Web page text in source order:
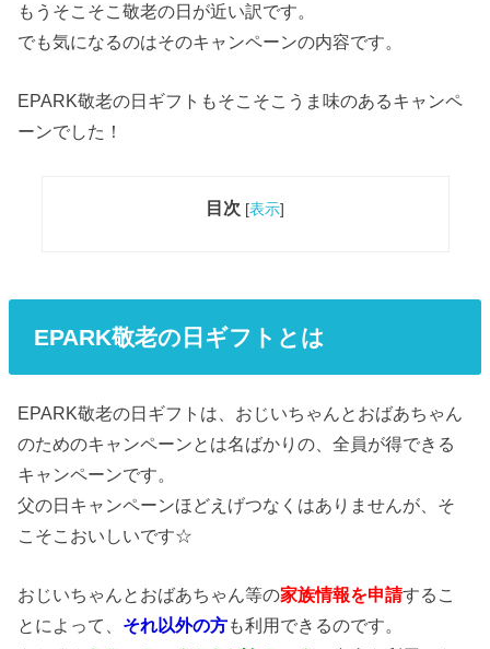
もうそこそこ敬老の日が近い訳です。
でも気になるのはそのキャンペーンの内容です。
EPARK敬老の日ギフトもそこそこうま味のあるキャンペ
ーンでした！
目次 [表示]
EPARK敬老の日ギフトとは
EPARK敬老の日ギフトは、おじいちゃんとおばあちゃん
のためのキャンペーンとは名ばかりの、全員が得できる
キャンペーンです。
父の日キャンペーンほどえげつなくはありませんが、そ
こそこおいしいです☆
おじいちゃんとおばあちゃん等の家族情報を申請するこ
とによって、 それ以外の方も利用できるのです。